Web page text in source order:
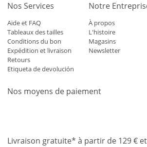
Nos Services
Aide et FAQ
Tableaux des tailles
Conditions du bon
Expédition et livraison
Retours
Etiqueta de devolución
Notre
À propos
L'histoire
Magasins
Newsletter
Nos moyens de paiement
Livraison gratuite* à partir de 129 €